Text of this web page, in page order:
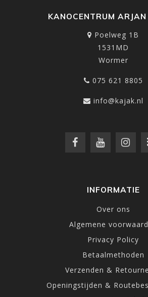
KANOCENTRUM ARJAN
Poelweg 1B
1531MD
Wormer
075 621 8805
info@kajak.nl
INFORMATIE
Over ons
Algemene
Privacy Policy
Betaalmethoden
Verzenden &
Openingstijden &